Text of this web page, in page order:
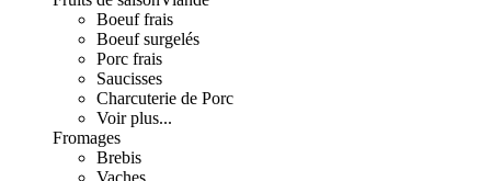
Boeuf frais
Boeuf surgelés
Porc frais
Saucisses
Charcuterie de Porc
Voir plus...
Fromages
Brebis
Vaches